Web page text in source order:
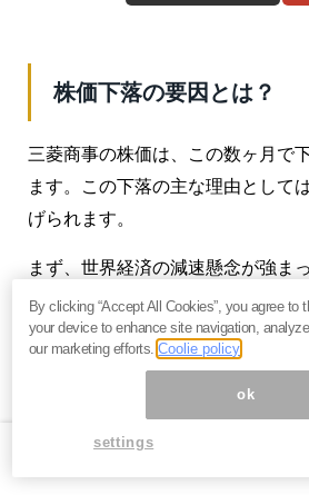
株価下落の要因とは？
三菱商事の株価は、この数ヶ月で
ます。この下落の主な理由として
げられます。
まず、世界経済の減速懸念が強ま
特に中国経済の回復の遅れや欧米
が、投資家心理に影響を与えてい
年のピーク時と比べて下落してお
懸念につながっています。
By clicking “Accept All Cookies”, you agree to
your device to enhance site navigation,
our marketing efforts.Coolie policy
ok
settings